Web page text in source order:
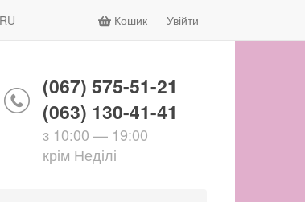
Кошик Увійти
RU
(067) 575-51-21
(063) 130-41-41
з 10:00 — 19:00
крім Неділі